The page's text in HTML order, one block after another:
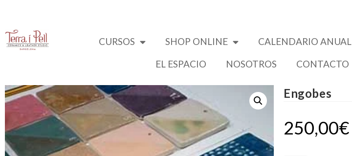
CURSOS SHOP ONLINE CALENDARIO ANUAL
EL ESPACIO
NOSOTROS CONTACTO
Engobes
250,00€